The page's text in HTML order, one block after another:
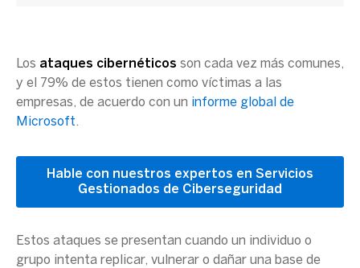
Los ataques cibernéticos son cada vez más comunes,
y el 79% de estos tienen como víctimas a las
empresas, de acuerdo con un informe global de
Microsoft.
Hable con nuestros expertos en Servicios
Gestionados de Ciberseguridad
Estos ataques se presentan cuando un individuo o
grupo intenta replicar, vulnerar o dañar una base de